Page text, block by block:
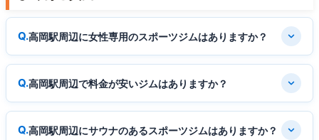
高岡駅周辺に女性専用のスポーツジムはありますか？
高岡駅周辺で料金が安いジムはありますか？
高岡駅周辺にサウナのあるスポーツジムはありますか？